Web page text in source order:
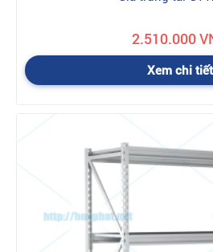
3. Điều kiện không được bảo hành
- Sản phẩm đã quá thời hạn bảo hành
- Hư hỏng không phải do lỗi của nhà
dụng, bảo quản của nhà sản xuất, sử
năng và không thực hiện đúng các
- Hư hỏng do quá trình vận chuyển
- Hư hỏng xuất phát từ các nguyên
lụt, hỏa hoạn, động đất
4. Chi phí bảo hành
2.510.000
Xem chi tiết